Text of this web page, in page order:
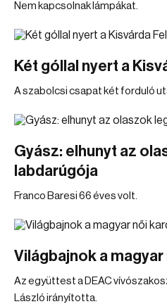
Nem kapcsolnak lámpákat.
Két góllal nyert a
A szabolcsi csapat két forduló
Gyász: elhunyt az
labdarúgója
Franco Baresi 66 éves volt.
Világbajnok a
Az együttest a DEAC
László irányította.